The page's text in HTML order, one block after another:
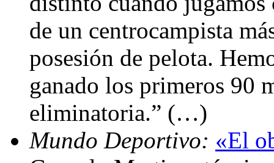
de un centrocampista
posesión de pelota.
ganado los primeros 90
eliminatoria.” (…)
Mundo Deportivo: «El